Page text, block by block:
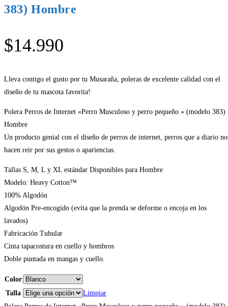
383) Hombre
$14.990
Lleva contigo el gusto por tu Musaraña, poleras de excelente calidad con el
diseño de tu mascota favorita!
Polera Perros de Internet «Perro Musculoso y perro pequeño » (modelo 383)
Hombre
Un producto genial con el diseño de perros de internet, perros que a diario
hacen reir por sus gestos o apariencias.
Tallas S, M, L y XL estándar Disponibles para Hombre
Modelo: Heavy Cotton™
100% Algodón
Algodón Pre-encogido (evita que la prenda se deforme o encoja en los
lavados)
Fabricación Tubular
Cinta tapacostura en cuello y hombros
Doble puntada en mangas y cuello.
Color
Talla
Limpiar